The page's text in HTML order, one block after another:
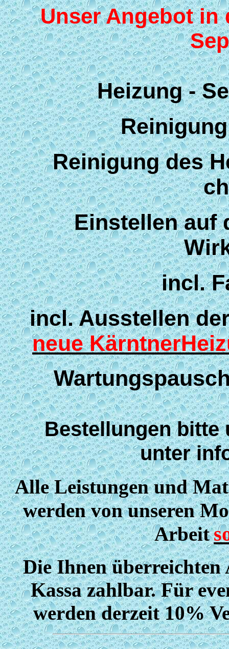
Unser Angebot in
Heizung -
Reinigung des
Einstellen auf
incl.
incl. Ausstellen
neue
Bestellungen bitte
unter
Alle Leistungen und
werden von unseren
Arbeit
Die Ihnen überreichten
Kassa zahlbar. Für
werden derzeit 10%